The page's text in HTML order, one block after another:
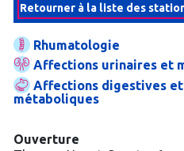
Retourner à la liste des
Rhumatologie
Affections urinaires et
Affections digestives et
métaboliques
Ouverture